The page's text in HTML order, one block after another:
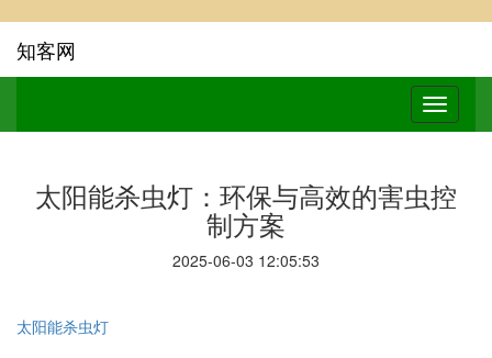
知客网
太阳能杀虫灯：环保与高效的害虫控
制方案
2025-06-03 12:05:53
太阳能杀虫灯